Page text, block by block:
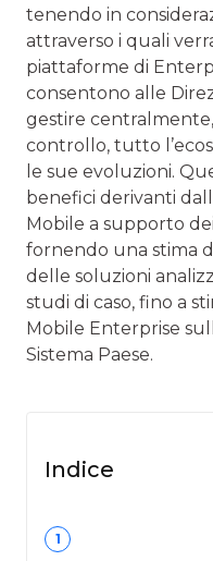
tenendo in
attraverso i quali
piattaforme di
consentono alle
gestire
controllo, tutto
le sue evoluzioni.
benefici derivanti
Mobile a supporto
fornendo una stima
delle soluzioni
studi di caso, fino a
Mobile Enterprise
Sistema Paese.
Indice
1